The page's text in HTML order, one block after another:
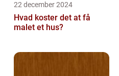
22 december 2024
Hvad koster det at få
malet et hus?